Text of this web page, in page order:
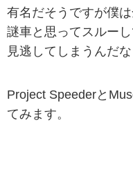
有名だそうですが僕
謎車と思ってスルー
見逃してしまうんだ
Project Speederと
てみます。